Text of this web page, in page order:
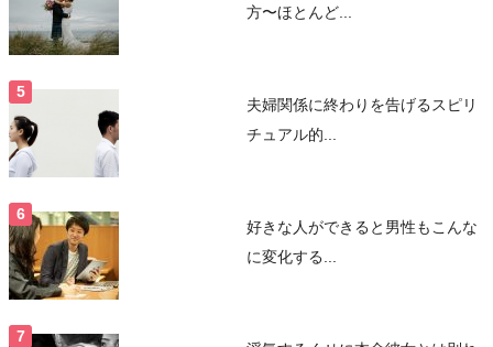
方〜ほとんど...
夫婦関係に終わりを告げるスピリ
チュアル的...
好きな人ができると男性もこんな
に変化する...